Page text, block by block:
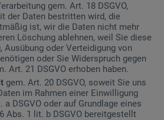
gem. Art. 18 DSGVO,
der Daten bestritten wird, die
ist, wir die Daten nicht mehr
Löschung ablehnen, weil Sie diese
Ausübung oder Verteidigung von
oder Sie Widerspruch gegen
Art. 21 DSGVO erhoben haben.
gem. Art. 20 DSGVO, soweit Sie uns
im Rahmen einer Einwilligung
DSGVO oder auf Grundlage eines
Abs. 1 lit. b DSGVO bereitgestellt